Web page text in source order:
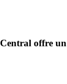
offre